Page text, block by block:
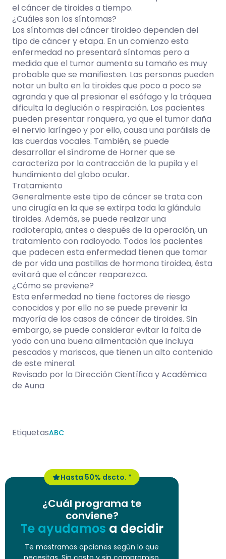
el cáncer de tiroides a tiempo.
¿Cuáles son los síntomas?
Los síntomas del cáncer tiroideo dependen del
tipo de cáncer y etapa. En un comienzo esta
enfermedad no presentará síntomas pero a
medida que el tumor aumenta su tamaño es muy
probable que se manifiesten. Las personas pueden
notar un bulto en la tiroides que poco a poco se
agranda y que al presionar el esófago y la tráquea
dificulta la deglución o respiración. Los pacientes
pueden presentar ronquera, ya que el tumor daña
el nervio laríngeo y por ello, causa una parálisis de
las cuerdas vocales. También, se puede
desarrollar el síndrome de Horner que se
caracteriza por la contracción de la pupila y el
hundimiento del globo ocular.
Tratamiento
Generalmente este tipo de cáncer se trata con
una cirugía en la que se extirpa toda la glándula
tiroides. Además, se puede realizar una
radioterapia, antes o después de la operación, un
tratamiento con radioyodo. Todos los pacientes
que padecen esta enfermedad tienen que tomar
de por vida una pastillas de hormona tiroidea, ésta
evitará que el cáncer reaparezca.
¿Cómo se previene?
Esta enfermedad no tiene factores de riesgo
conocidos y por ello no se puede prevenir la
mayoría de los casos de cáncer de tiroides. Sin
embargo, se puede considerar evitar la falta de
yodo con una buena alimentación que incluya
pescados y mariscos, que tienen un alto contenido
de este mineral.
Revisado por la Dirección Científica y Académica
de Auna
EtiquetasABC
Hasta 50% dscto. *
¿Cuál programa te
conviene?
Te ayudamos a decidir
Te mostramos opciones según lo que